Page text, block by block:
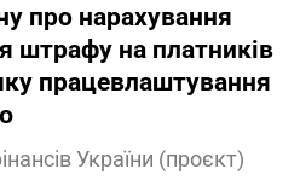
про нарахування
штрафу на платникiв
працевлаштування
України (проєкт)